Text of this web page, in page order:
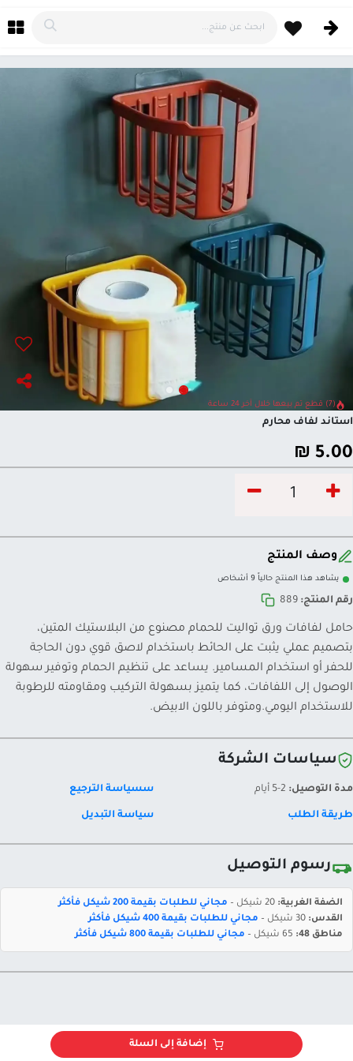
إضافة إلى السلة
(7) قطع تم بيعها خلال آخر 24 ساعة
استاند لفاف محارم
5.00
₪
وصف المنتج
يشاهد هذا المنتج حالياً 9 أشخاص
رقم المنتج: 889
حامل لفافات ورق تواليت للحمام مصنوع من البلاستيك المتين،
بتصميم عملي يثبت على الحائط باستخدام لاصق قوي دون الحاجة
للحفر أو استخدام المسامير. يساعد على تنظيم الحمام وتوفير سهولة
الوصول إلى اللفافات، كما يتميز بسهولة التركيب ومقاومته للرطوبة
للاستخدام اليومي.ومتوفر باللون الابيض.
سياسات الشركة
مدة التوصيل: سسياسة الترجيع
طريقة الطلب سياسة التبديل
رسوم التوصيل
الضفة الغربية:
مجاني للطلبات بقيمة 200 شيكل فأكثر
القدس:
مجاني للطلبات بقيمة 400 شيكل فأكثر
مناطق 48:
مجاني للطلبات بقيمة 800 شيكل فأكثر